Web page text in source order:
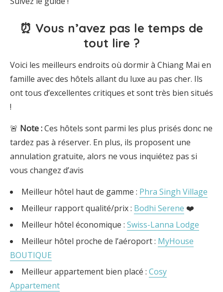
⏰ Vous n’avez pas le temps de
tout lire ?
Voici les meilleurs endroits où dormir à Chiang Mai en
famille avec des hôtels allant du luxe au pas cher. Ils
ont tous d’excellentes critiques et sont très bien situés
!
🚨 Note:Ces hôtels sont parmi les plus prisés donc ne
tardez pas à réserver. En plus, ils proposent une
annulation gratuite, alors ne vous inquiétez pas si
vous changez d’avis
Meilleur hôtel haut de gamme : Phra Singh Village
Meilleur rapport qualité/prix : Bodhi Serene ❤️
Meilleur hôtel économique : Swiss-Lanna Lodge
Meilleur hôtel proche de l’aéroport : MyHouse
BOUTIQUE
Meilleur appartement bien placé : Cosy
Appartement